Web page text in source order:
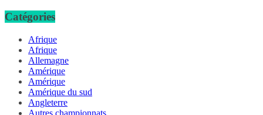
Catégories
Afrique
Afrique
Allemagne
Amérique
Amérique
Amérique du sud
Angleterre
Autres championnats